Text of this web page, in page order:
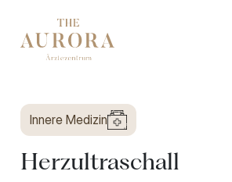
Innere Medizin
Herzultraschall